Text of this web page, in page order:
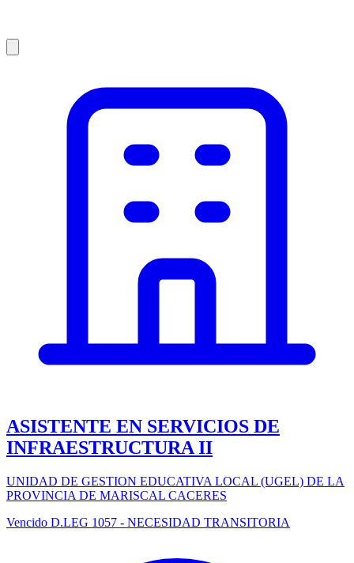
ASISTENTE EN SERVICIOS DE
INFRAESTRUCTURA II
UNIDAD DE GESTION EDUCATIVA LOCAL (UGEL) DE LA
PROVINCIA DE MARISCAL CACERES
Vencido D.LEG 1057 - NECESIDAD TRANSITORIA